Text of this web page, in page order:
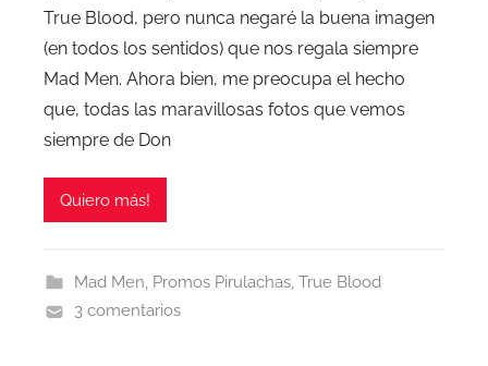
True Blood, pero nunca negaré la buena imagen
(en todos los sentidos) que nos regala siempre
Mad Men. Ahora bien, me preocupa el hecho
que, todas las maravillosas fotos que vemos
siempre de Don
Quiero más!
Mad Men, Promos Pirulachas, True Blood
3 comentarios